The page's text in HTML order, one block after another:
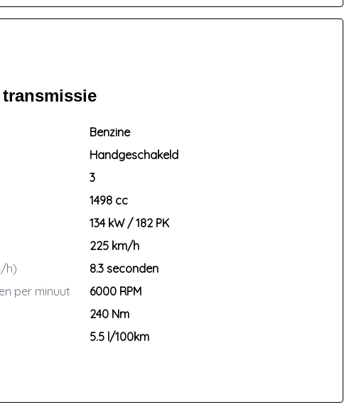
Benzine
Handgeschakeld
3
1498 cc
134 kW / 182 PK
225 km/h
h)
8.3 seconden
per minuut
6000 RPM
240 Nm
5.5 l/100km